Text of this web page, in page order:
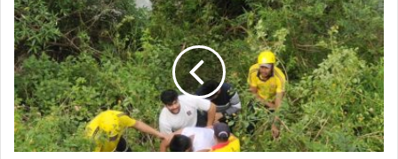
मसूरी
मार्ग
पर
मैगी
प्वाइंट
के
पास
खाई